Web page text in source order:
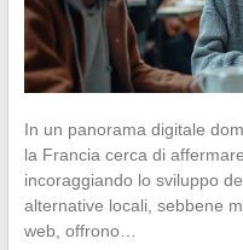
In un panorama digitale
la Francia cerca di
incoraggiando lo sviluppo
alternative locali, sebbene
web, offrono…